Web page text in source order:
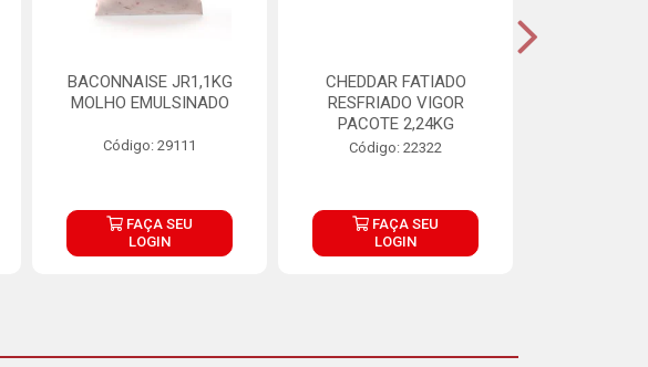
BACONNAISE JR1,1KG
MOLHO EMULSINADO
Código: 29111
FAÇA SEU
LOGIN
CHEDDAR FATIADO
RESFRIADO VIGOR
PACOTE 2,24KG
Código: 22322
FAÇA SEU
LOGIN